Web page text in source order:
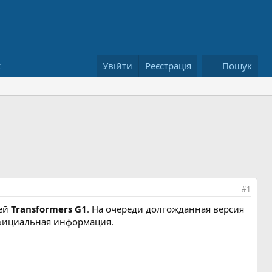
Увійти Реєстрація Пошук
#1
Transformers G1. На очереди долгожданная версия
информация.